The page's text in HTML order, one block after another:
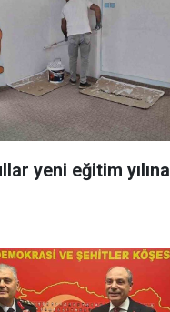
yeni eğitim yılına